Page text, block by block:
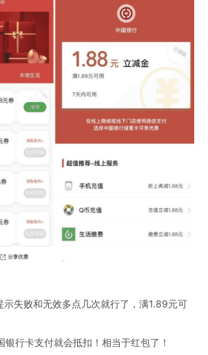
示失败和无效多点几次就行了，满1.89元可
银行卡支付就会抵扣！相当于红包了！